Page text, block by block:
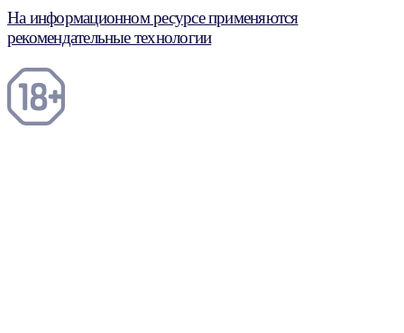
На информационном ресурсе применяются
рекомендательные технологии